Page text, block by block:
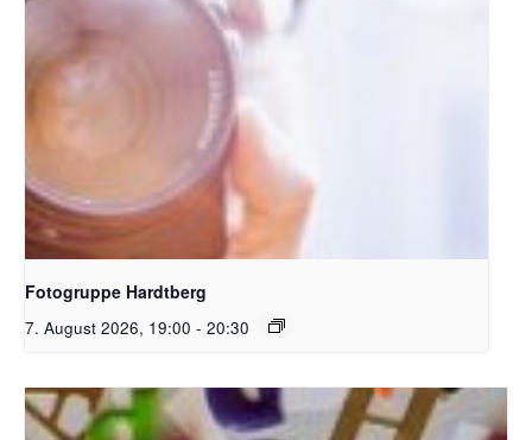
Kamera_Pixabay Free_PublicDomainArchive
Fotogruppe Hardtberg
7. August 2026, 19:00 - 20:30